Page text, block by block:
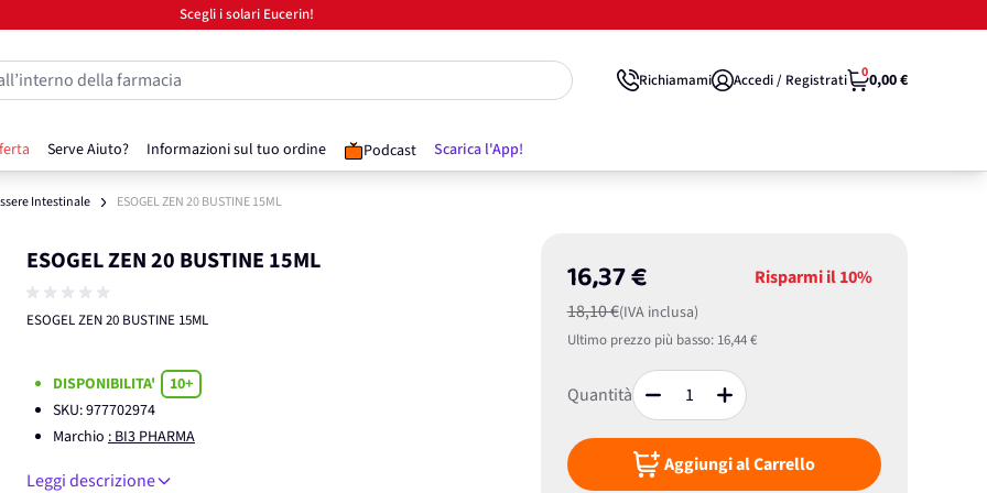
Scegli i solari Eucerin!
Serve Aiuto? Informazioni sul tuo ordine Podcast Scarica l'App!
della farmacia Richiamami Accedi / Registrati 00,00 €
Intestinale ESOGEL ZEN 20 BUSTINE 15ML
ESOGEL ZEN 20 BUSTINE 15ML
ESOGEL ZEN 20 BUSTINE 15ML
16,37 €
18,10 €(IVA inclusa)
Risparmi il10%
Ultimo prezzo più basso: 16,44 €
Quantità
Aggiungi al Carrello
DISPONIBILITA'
10+
SKU:977702974
Marchio : BI3 PHARMA
Leggi descrizione